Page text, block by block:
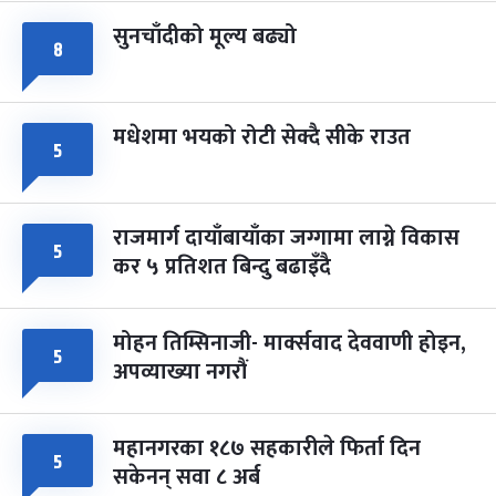
८ सुनचाँदीको मूल्य बढ्यो
५ मधेशमा भयको रोटी सेक्दै सीके राउत
५ राजमार्ग दायाँबायाँका जग्गामा लाग्ने विकास
कर ५ प्रतिशत बिन्दु बढाइँदै
५ मोहन तिम्सिनाजी- मार्क्सवाद देववाणी होइन,
अपव्याख्या नगरौं
५ महानगरका १८७ सहकारीले फिर्ता दिन
सकेनन् सवा ८ अर्ब